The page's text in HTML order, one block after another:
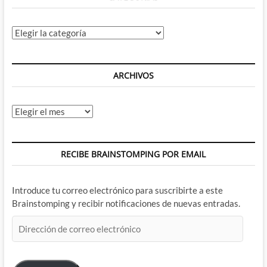
Categorías
ARCHIVOS
Archivos
RECIBE BRAINSTOMPING POR EMAIL
Introduce tu correo electrónico para suscribirte a este
Brainstomping y recibir notificaciones de nuevas entradas.
de
electrónico